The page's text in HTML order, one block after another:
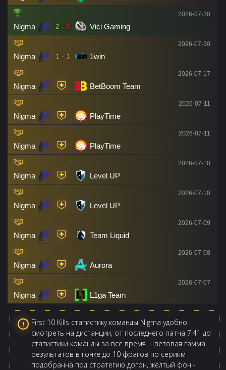
Nigma 2 - 0 Vici Gaming
2026-07-30
Nigma 1 - 1 1win
2026-07-30
Nigma BetBoom Team
2026-07-17
Nigma PlayTime
2026-07-11
Nigma PlayTime
2026-07-11
Nigma Level UP
2026-07-10
Nigma Level UP
2026-07-10
Nigma Team Liquid
2026-07-09
Nigma Aurora
2026-07-08
Nigma L1ga Team
2026-07-07
First 10 Kills статистику команды Nigma удобно
смотреть на дистанции, от последнего патча 7.41 до
статистики команды за всё время. Цветовая гамма
результатов в гонке до 10 фрагов по сериям
подобранна под стратегию догон, жёлтый фон -